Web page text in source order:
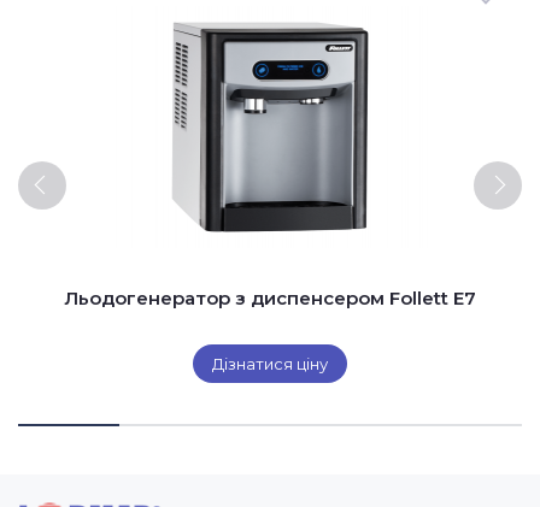
Льодогенератор з диспенсером Follett E7
Дізнатися ціну